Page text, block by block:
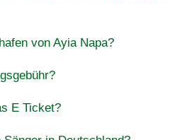
von Ayia Napa?
E Ticket?